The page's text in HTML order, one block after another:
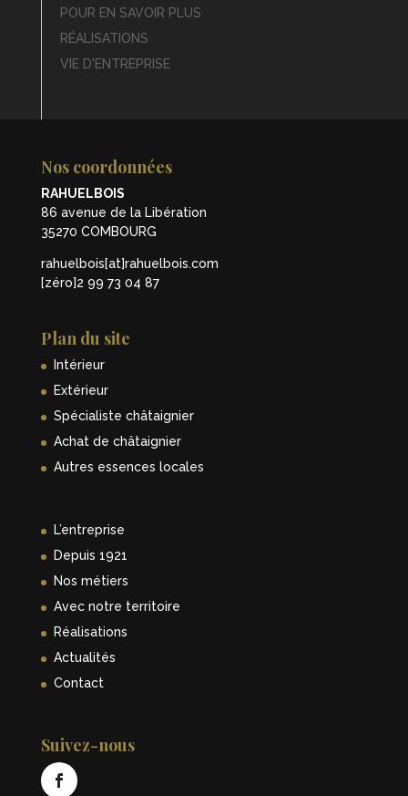
POUR EN SAVOIR PLUS
RÉALISATIONS
VIE D'ENTREPRISE
Nos coordonnées
RAHUELBOIS
86 avenue de la Libération
35270 COMBOURG
rahuelbois[at]rahuelbois.com
[zéro]2 99 73 04 87
Plan du site
Intérieur
Extérieur
Spécialiste châtaignier
Achat de châtaignier
Autres essences locales
L’entreprise
Depuis 1921
Nos métiers
Avec notre territoire
Réalisations
Actualités
Contact
Suivez-nous